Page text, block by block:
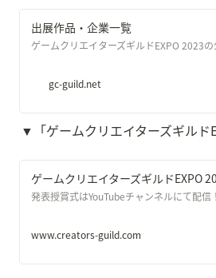
出展作品・企業一覧
ゲームクリエイターズギルドEXPO 2023
gc-guild.net
▼「ゲームクリエイターズギルド
ゲームクリエイターズギルドEXPO
発表授賞式はYouTubeチャンネルにて配信！
www.creators-guild.com